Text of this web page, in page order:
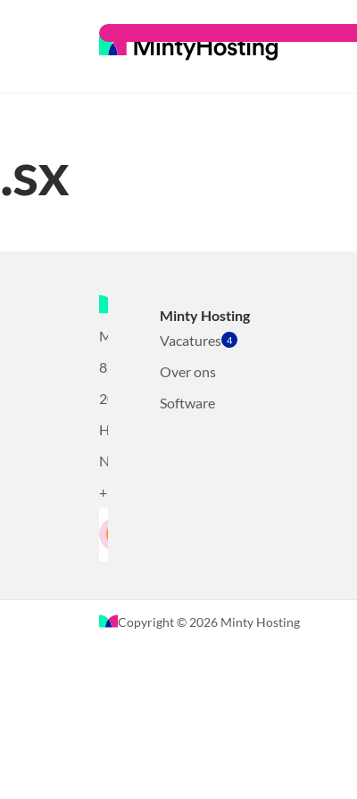
.sx
Mollerusweg
82
2031BZ
Haarlem,
Nederland
+31232305815
Minty Hosting
Vacatures 4
Over ons
Software
Copyright © 2026 Minty Hosting